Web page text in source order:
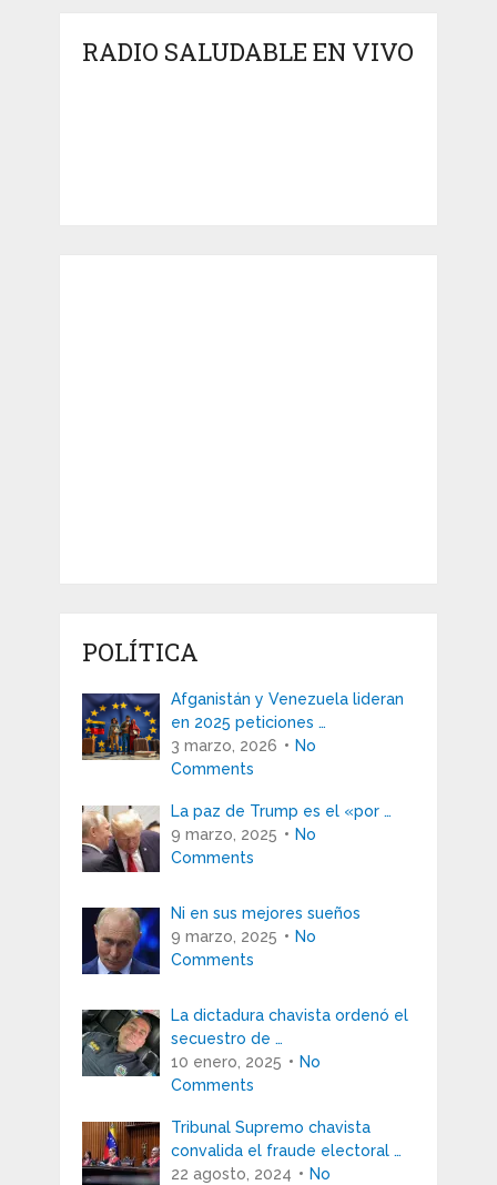
RADIO SALUDABLE EN VIVO
POLÍTICA
Afganistán y Venezuela lideran
en 2025 peticiones …
3 marzo, 2026
No
Comments
La paz de Trump es el «por …
9 marzo, 2025
No
Comments
Ni en sus mejores sueños
9 marzo, 2025
No
Comments
La dictadura chavista ordenó el
secuestro de …
10 enero, 2025
No
Comments
Tribunal Supremo chavista
convalida el fraude electoral …
22 agosto, 2024
No